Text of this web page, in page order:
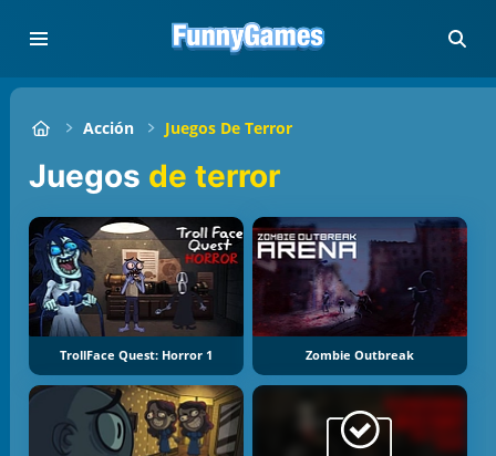
Acción Juegos De Terror
Juegos de terror
TrollFace Quest: Horror 1 Zombie Outbreak